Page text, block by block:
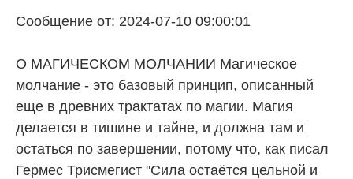
Сообщение от: 2024-07-10 09:00:01
О МАГИЧЕСКОМ МОЛЧАНИИ Магическое
молчание - это базовый принцип, описанный
еще в древних трактатах по магии. Магия
делается в тишине и тайне, и должна там и
остаться по завершении, потому что, как писал
Гермес Трисмегист "Сила остаётся цельной и